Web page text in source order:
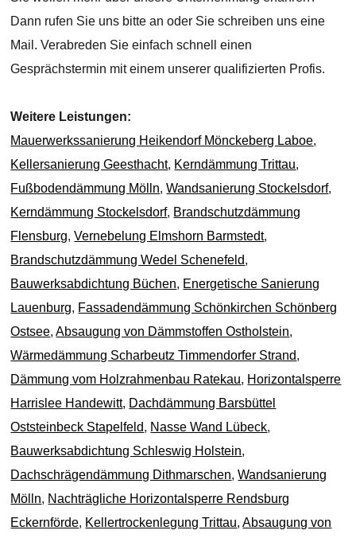
Dann rufen Sie uns bitte an oder Sie schreiben uns eine
Mail. Verabreden Sie einfach schnell einen
Gesprächstermin mit einem unserer qualifizierten Profis.
Weitere Leistungen:
Mauerwerkssanierung Heikendorf Mönckeberg Laboe,
Kellersanierung Geesthacht, Kerndämmung Trittau,
Fußbodendämmung Mölln,Wandsanierung Stockelsdorf,
Kerndämmung Stockelsdorf, Brandschutzdämmung
Flensburg,Vernebelung Elmshorn Barmstedt,
Brandschutzdämmung Wedel Schenefeld,
Bauwerksabdichtung Büchen, Energetische Sanierung
Lauenburg, Fassadendämmung Schönkirchen Schönberg
Ostsee,Absaugung von Dämmstoffen Ostholstein,
Wärmedämmung Scharbeutz Timmendorfer Strand,
Dämmung vom Holzrahmenbau Ratekau, Horizontalsperre
Harrislee Handewitt, Dachdämmung Barsbüttel
Oststeinbeck Stapelfeld, Nasse Wand Lübeck,
Bauwerksabdichtung Schleswig Holstein,
Dachschrägendämmung Dithmarschen,Wandsanierung
Mölln, Nachträgliche Horizontalsperre Rendsburg
Eckernförde, Kellertrockenlegung Trittau,Absaugung von